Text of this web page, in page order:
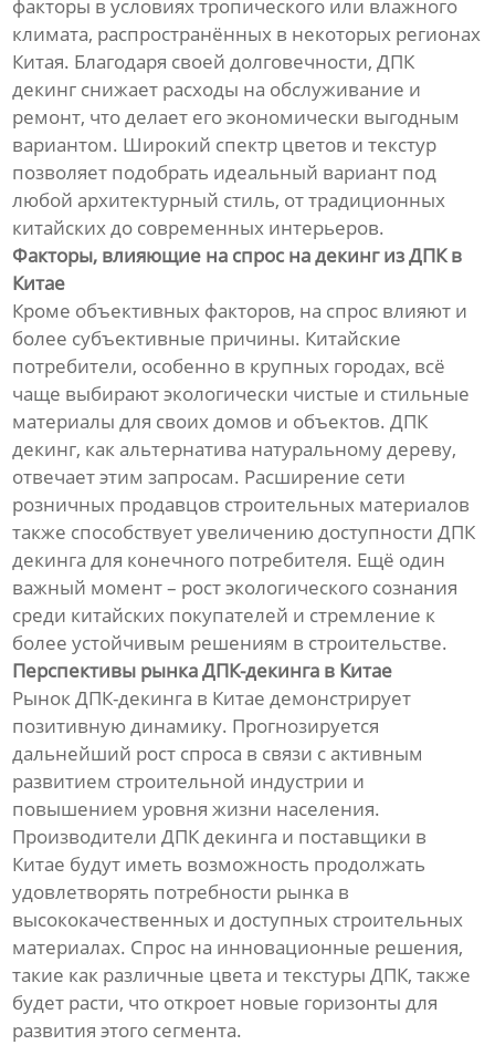
факторы в условиях тропического или влажного
климата, распространённых в некоторых регионах
Китая. Благодаря своей долговечности, ДПК
декинг снижает расходы на обслуживание и
ремонт, что делает его экономически выгодным
вариантом. Широкий спектр цветов и текстур
позволяет подобрать идеальный вариант под
любой архитектурный стиль, от традиционных
китайских до современных интерьеров.
Факторы, влияющие на спрос на декинг из ДПК в
Китае
Кроме объективных факторов, на спрос влияют и
более субъективные причины. Китайские
потребители, особенно в крупных городах, всё
чаще выбирают экологически чистые и стильные
материалы для своих домов и объектов. ДПК
декинг, как альтернатива натуральному дереву,
отвечает этим запросам. Расширение сети
розничных продавцов строительных материалов
также способствует увеличению доступности ДПК
декинга для конечного потребителя. Ещё один
важный момент – рост экологического сознания
среди китайских покупателей и стремление к
более устойчивым решениям в строительстве.
Перспективы рынка ДПК-декинга в Китае
Рынок ДПК-декинга в Китае демонстрирует
позитивную динамику. Прогнозируется
дальнейший рост спроса в связи с активным
развитием строительной индустрии и
повышением уровня жизни населения.
Производители ДПК декинга и поставщики в
Китае будут иметь возможность продолжать
удовлетворять потребности рынка в
высококачественных и доступных строительных
материалах. Спрос на инновационные решения,
такие как различные цвета и текстуры ДПК, также
будет расти, что откроет новые горизонты для
развития этого сегмента.